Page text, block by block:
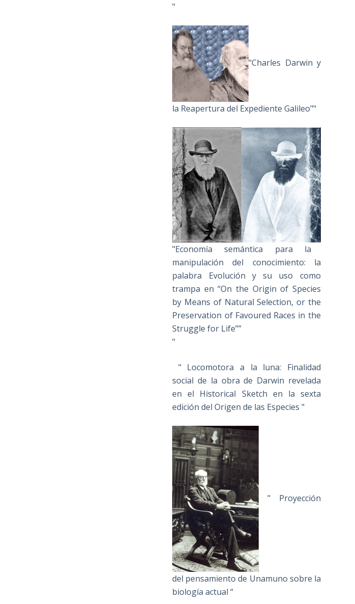
"
"Charles Darwin y
la Reapertura del Expediente Galileo""
"Economía semántica para la
manipulación del conocimiento: la
palabra Evolución y su uso como
trampa en “On the Origin of Species
by Means of Natural Selection, or the
Preservation of Favoured Races in the
Struggle for Life””
"
" Locomotora a la luna: Finalidad
social de la obra de Darwin revelada
en el Historical Sketch en la sexta
edición del Origen de las Especies "
" Proyección
del pensamiento de Unamuno sobre la
biología actual “